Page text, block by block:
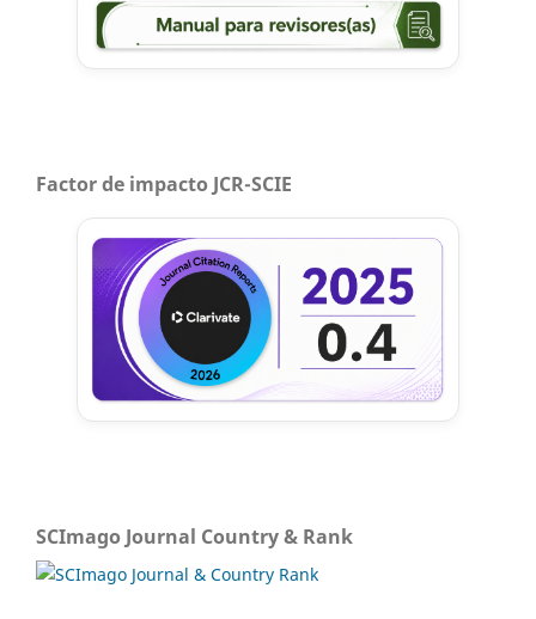
Factor de impacto JCR-SCIE
SCImago Journal Country & Rank